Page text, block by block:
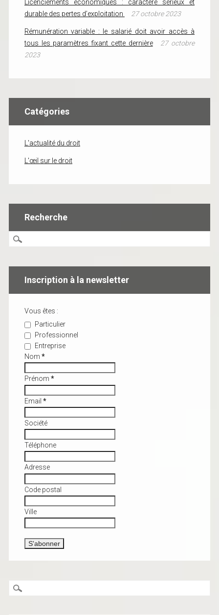
Licenciements économiques : caractère sérieux et
durable des pertes d’exploitation
27 octobre 2023
Rémunération variable : le salarié doit avoir accès à
tous les paramètres fixant cette dernière
27 octobre
2023
Catégories
L'actualité du droit
L'œil sur le droit
Recherche
Inscription à la newsletter
Vous êtes :
Particulier
Professionnel
Entreprise
Nom *
Prénom *
Email *
Société
Téléphone
Adresse
Code postal
Ville